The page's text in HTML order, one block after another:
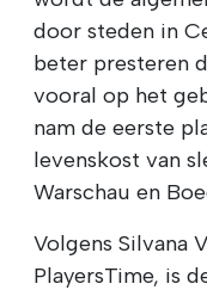
door steden in
beter presteren
vooral op het
nam de eerste
levenskost van
Warschau en
Volgens Silvana
PlayersTime, is